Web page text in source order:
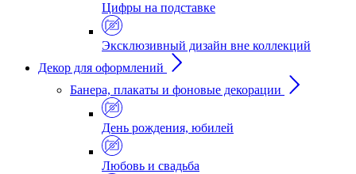
Цифры на подставке
Эксклюзивный дизайн вне коллекций
Декор для оформлений
Банера, плакаты и фоновые декорации
День рождения, юбилей
Любовь и свадьба